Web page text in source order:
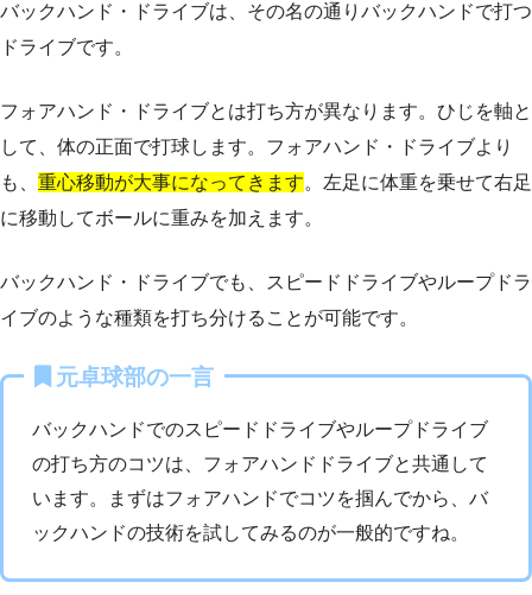
バックハンド・ドライブは、その名の通りバックハンドで打つ
ドライブです。
フォアハンド・ドライブとは打ち方が異なります。ひじを軸と
して、体の正面で打球します。フォアハンド・ドライブより
も、 重心移動が大事になってきます。左足に体重を乗せて右足
に移動してボールに重みを加えます。
バックハンド・ドライブでも、スピードドライブやループドラ
イブのような種類を打ち分けることが可能です。
元卓球部の一言
バックハンドでのスピードドライブやループドライブ
の打ち方のコツは、フォアハンドドライブと共通して
います。まずはフォアハンドでコツを掴んでから、バ
ックハンドの技術を試してみるのが一般的ですね。